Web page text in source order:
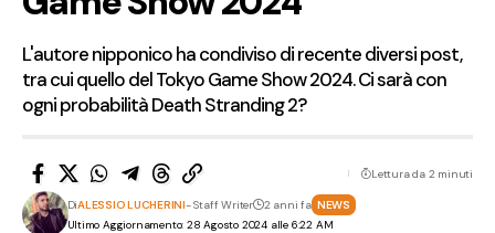
L'autore nipponico ha condiviso di recente diversi post,
tra cui quello del Tokyo Game Show 2024. Ci sarà con
ogni probabilità Death Stranding 2?
Ultimo Aggiornamento: 28 Agosto 2024 alle 6:22 AM
DiALESSIO LUCHERINI- Staff Writer 2 anni fa NEWS
Lettura da 2 minuti